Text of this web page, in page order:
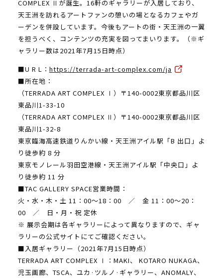
COMPLEX Ⅱが誕生。16軒のギャラリーが入居しており、
天王洲を訪れるアートファンの憩いの場となるカフェやガ
ーデンを併設しています。今後もアートの街・天王洲の一翼
を担うべく、コンテンツの充実を図ってまいります。（※ギ
ャラリー数は2021年7月15日時点）
■U R L： https://terrada-art-complex.com/ja
■所在地：
（TERRADA ART COMPLEX Ⅰ）〒140-0002東京都品川区
東品川1-33-10
（TERRADA ART COMPLEX Ⅱ）〒140-0002東京都品川区
東品川1-32-8
東京臨海高速鉄道りんかい線・天王洲アイル駅「B 出口」よ
り徒歩約 8 分
東京モノレール羽⽥空港線・天王洲アイル駅「中央口」よ
り徒歩約 11 分
■TAC GALLERY SPACE営業時間：
火・水・木・土 11：00～18：00 ／ 金 11：00～20：
00 ／ 日・月・祝 定休
※ 展示会期は各ギャラリーによって異なりますので、ギャ
ラリーの公式サイトにてご確認ください。
■入居ギャラリー（2021年7月15日時点）
TERRADA ART COMPLEX Ⅰ：MAKI、 KOTARO NUKAGA、
児玉画廊、TSCA、ユカ·ツルノ·ギャラリー、ANOMALY、